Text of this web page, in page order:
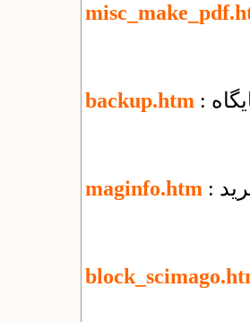
backup.htm
maginfo.htm